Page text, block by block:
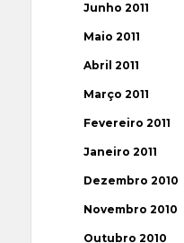
Junho 2011
Maio 2011
Abril 2011
Março 2011
Fevereiro 2011
Janeiro 2011
Dezembro 2010
Novembro 2010
Outubro 2010